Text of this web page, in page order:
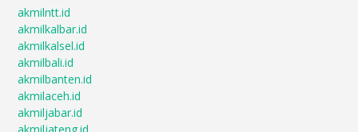
akmilntt.id
akmilkalbar.id
akmilkalsel.id
akmilbali.id
akmilbanten.id
akmilaceh.id
akmiljabar.id